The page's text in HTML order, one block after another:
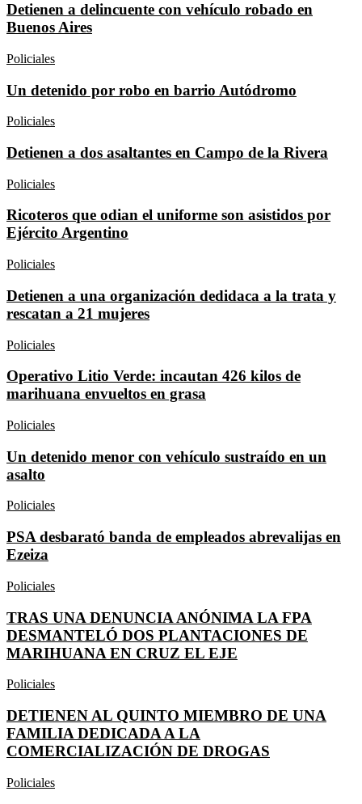
Detienen a delincuente con vehículo robado en
Buenos Aires
Policiales
Un detenido por robo en barrio Autódromo
Policiales
Detienen a dos asaltantes en Campo de la Rivera
Policiales
Ricoteros que odian el uniforme son asistidos por
Ejército Argentino
Policiales
Detienen a una organización dedidaca a la trata y
rescatan a 21 mujeres
Policiales
Operativo Litio Verde: incautan 426 kilos de
marihuana envueltos en grasa
Policiales
Un detenido menor con vehículo sustraído en un
asalto
Policiales
PSA desbarató banda de empleados abrevalijas en
Ezeiza
Policiales
TRAS UNA DENUNCIA ANÓNIMA LA FPA
DESMANTELÓ DOS PLANTACIONES DE
MARIHUANA EN CRUZ EL EJE
Policiales
DETIENEN AL QUINTO MIEMBRO DE UNA
FAMILIA DEDICADA A LA
COMERCIALIZACIÓN DE DROGAS
Policiales